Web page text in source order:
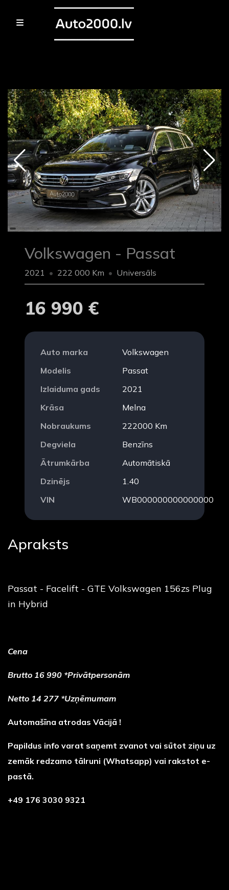
Volkswagen - Passat
2021 222 000 Km Universāls
16 990 €
Auto marka
Volkswagen
Modelis
Passat
Izlaiduma gads
2021
Krāsa
Melna
Nobraukums
222000 Km
Degviela
Benzīns
Ātrumkārba
Automātiskā
Dzinējs
1.40
VIN
WB000000000000000
Apraksts
Passat - Facelift - GTE Volkswagen 156zs Plug
in Hybrid
Cena
Brutto 16 990 *Privātpersonām
Netto 14 277 *Uzņēmumam
Automašīna atrodas Vācijā !
Papildus info varat saņemt zvanot vai sūtot ziņu uz
zemāk redzamo tālruni (Whatsapp) vai rakstot e-
pastā.
+49 176 3030 9321